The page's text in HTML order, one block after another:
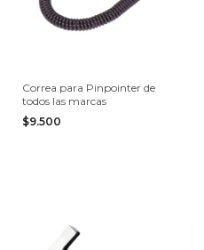
Correa para Pinpointer de
todos las marcas
$9.500